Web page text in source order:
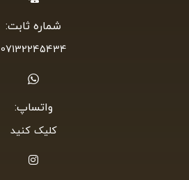
شماره ثابت:
07132245434
واتساپ:
کلیک کنید